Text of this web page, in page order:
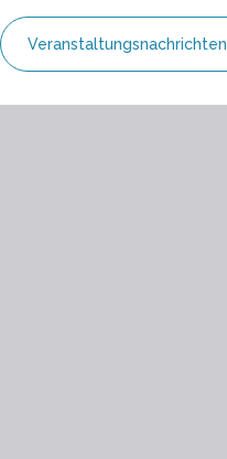
Veranstaltungsnachrichten